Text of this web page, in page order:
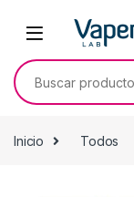
Inicio Todos